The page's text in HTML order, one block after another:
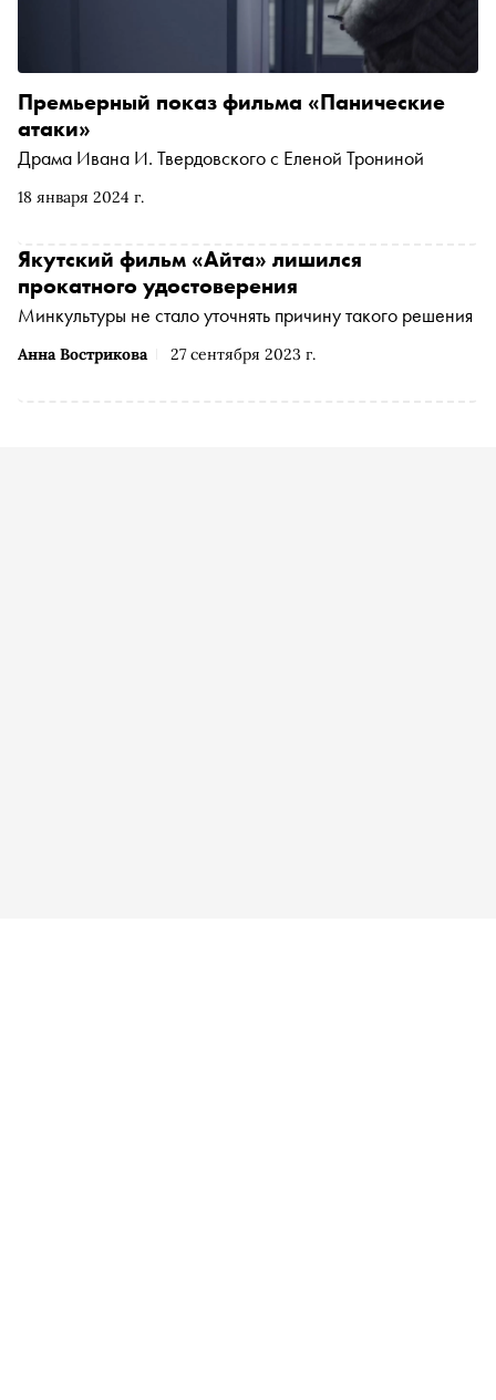
18 января 2024 г.
Премьерный показ фильма «Панические
атаки»
Драма Ивана И. Твердовского с Еленой Трониной
Анна Вострикова 27 сентября 2023 г.
Якутский фильм «Айта» лишился
прокатного удостоверения
Минкультуры не стало уточнять причину такого решения